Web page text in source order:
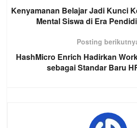
Kenyamanan Belajar Jadi Kunci
Mental Siswa di Era
Posting
HashMicro Enrich Hadirkan
sebagai Standar Baru